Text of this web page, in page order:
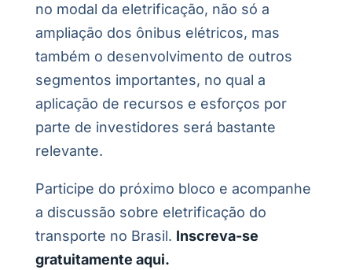
no modal da eletrificação, não só a
ampliação dos ônibus elétricos, mas
também o desenvolvimento de outros
segmentos importantes, no qual a
aplicação de recursos e esforços por
parte de investidores será bastante
relevante.
Participe do próximo bloco e acompanhe
a discussão sobre eletrificação do
transporte no Brasil. Inscreva-se
gratuitamente aqui.